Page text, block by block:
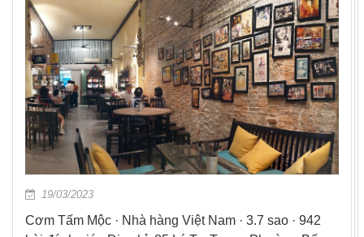
19/03/2023
Cơm Tấm Mộc · Nhà hàng Việt Nam · 3.7 sao · 942